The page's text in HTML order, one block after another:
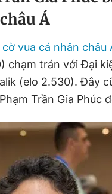
Á
cờ vua cá nhân châu
chạm trán với Đại
(elo 2.530). Đây
Trần Gia Phúc